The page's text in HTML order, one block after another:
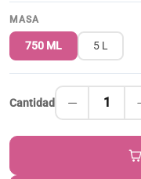
MASA
750 ML 5 L
Cantidad 1